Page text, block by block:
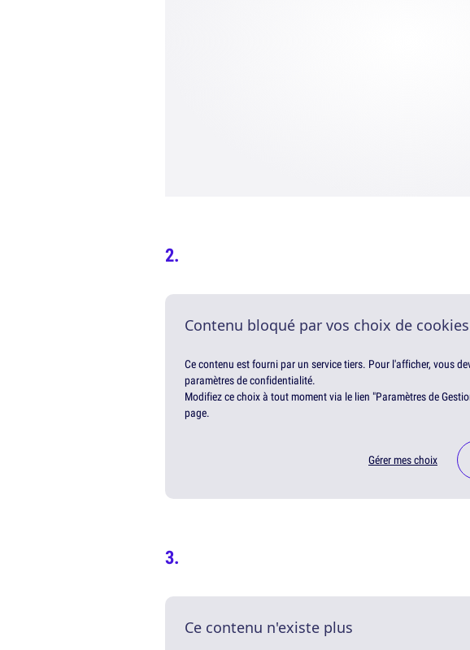
Contenu bloqué par vos choix de cookies
Ce contenu est fourni par un service tiers. Pour l'afficher, vous
paramètres de confidentialité.
Modifiez ce choix à tout moment via le lien "Paramètres de
page.
Gérer mes choix
Ce contenu n'existe plus